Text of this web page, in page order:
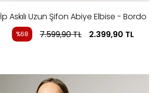
İp Askılı Uzun Şifon Abiye Elbise - Bordo
%68 7.599,90TL 2.399,90 TL